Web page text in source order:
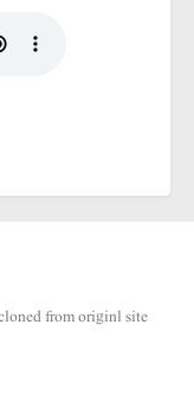
from originl site